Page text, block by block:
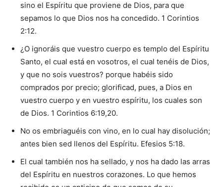
sino el Espíritu que proviene de Dios, para que
sepamos lo que Dios nos ha concedido. 1 Corintios
2:12.
¿O ignoráis que vuestro cuerpo es templo del Espíritu
Santo, el cual está en vosotros, el cual tenéis de Dios,
y que no sois vuestros? porque habéis sido
comprados por precio; glorificad, pues, a Dios en
vuestro cuerpo y en vuestro espíritu, los cuales son
de Dios. 1 Corintios 6:19,20.
No os embriaguéis con vino, en lo cual hay disolución;
antes bien sed llenos del Espíritu. Efesios 5:18.
El cual también nos ha sellado, y nos ha dado las arras
del Espíritu en nuestros corazones. Lo que hemos